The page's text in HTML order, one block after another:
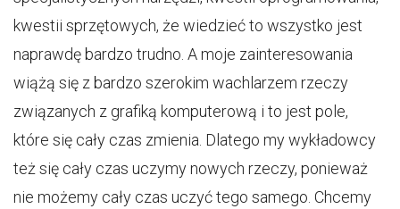
kwestii sprzętowych, że wiedzieć to wszystko jest
naprawdę bardzo trudno. A moje zainteresowania
wiążą się z bardzo szerokim wachlarzem rzeczy
związanych z grafiką komputerową i to jest pole,
które się cały czas zmienia. Dlatego my wykładowcy
też się cały czas uczymy nowych rzeczy, ponieważ
nie możemy cały czas uczyć tego samego. Chcemy